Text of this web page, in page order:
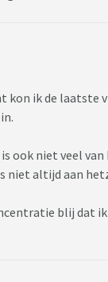
kon ik de laatste
ook niet veel
niet altijd aan
blij dat